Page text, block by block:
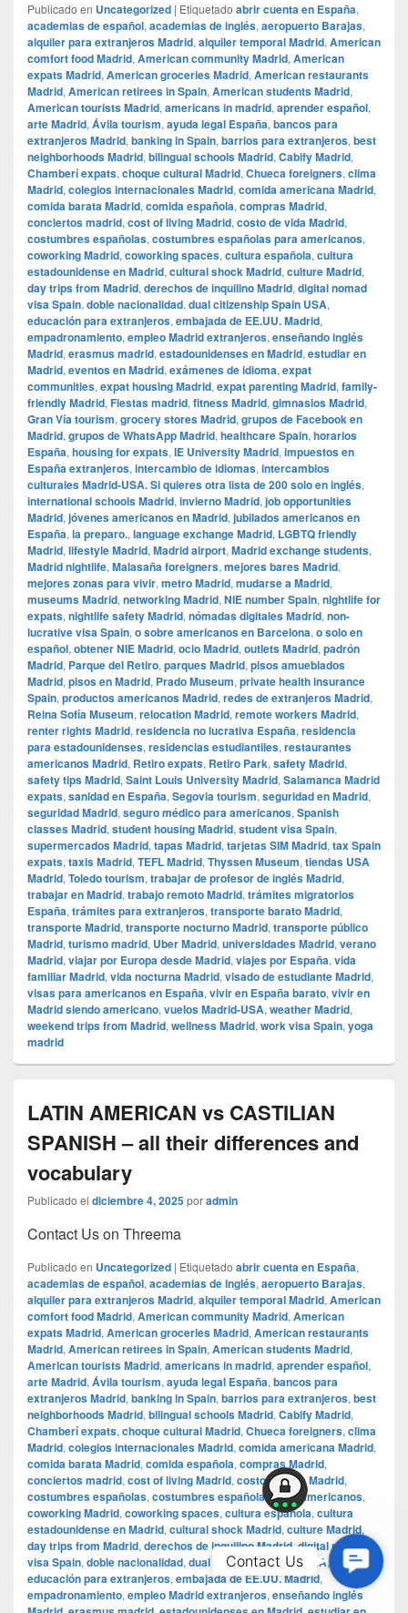
Publicado en Uncategorized | Etiquetado abrir cuenta en España,
academias de español, academias de inglés, aeropuerto Barajas,
alquiler para extranjeros Madrid, alquiler temporal Madrid, American
comfort food Madrid, American community Madrid, American
expats Madrid, American groceries Madrid, American restaurants
Madrid, American retirees in Spain, American students Madrid,
American tourists Madrid, americans in madrid, aprender español,
arte Madrid, Ávila tourism, ayuda legal España, bancos para
extranjeros Madrid, banking in Spain, barrios para extranjeros, best
neighborhoods Madrid, bilingual schools Madrid, Cabify Madrid,
Chamberí expats, choque cultural Madrid, Chueca foreigners, clima
Madrid, colegios internacionales Madrid, comida americana Madrid,
comida barata Madrid, comida española, compras Madrid,
conciertos madrid, cost of living Madrid, costo de vida Madrid,
costumbres españolas, costumbres españolas para americanos,
coworking Madrid, coworking spaces, cultura española, cultura
estadounidense en Madrid, cultural shock Madrid, culture Madrid,
day trips from Madrid, derechos de inquilino Madrid, digital nomad
visa Spain, doble nacionalidad, dual citizenship Spain USA,
educación para extranjeros, embajada de EE.UU. Madrid,
empadronamiento, empleo Madrid extranjeros, enseñando inglés
Madrid, erasmus madrid, estadounidenses en Madrid, estudiar en
Madrid, eventos en Madrid, exámenes de idioma, expat
communities, expat housing Madrid, expat parenting Madrid, family-
friendly Madrid, Fiestas madrid, fitness Madrid, gimnasios Madrid,
Gran Vía tourism, grocery stores Madrid, grupos de Facebook en
Madrid, grupos de WhatsApp Madrid, healthcare Spain, horarios
España, housing for expats, IE University Madrid, impuestos en
España extranjeros, intercambio de idiomas, intercambios
culturales Madrid-USA. Si quieres otra lista de 200 solo en inglés,
international schools Madrid, invierno Madrid, job opportunities
Madrid, jóvenes americanos en Madrid, jubilados americanos en
España, la preparo., language exchange Madrid, LGBTQ friendly
Madrid, lifestyle Madrid, Madrid airport, Madrid exchange students,
Madrid nightlife, Malasaña foreigners, mejores bares Madrid,
mejores zonas para vivir, metro Madrid, mudarse a Madrid,
museums Madrid, networking Madrid, NIE number Spain, nightlife for
expats, nightlife safety Madrid, nómadas digitales Madrid, non-
lucrative visa Spain, o sobre americanos en Barcelona, o solo en
español, obtener NIE Madrid, ocio Madrid, outlets Madrid, padrón
Madrid, Parque del Retiro, parques Madrid, pisos amueblados
Madrid, pisos en Madrid, Prado Museum, private health insurance
Spain, productos americanos Madrid, redes de extranjeros Madrid,
Reina Sofía Museum, relocation Madrid, remote workers Madrid,
renter rights Madrid, residencia no lucrativa España, residencia
para estadounidenses, residencias estudiantiles, restaurantes
americanos Madrid, Retiro expats, Retiro Park, safety Madrid,
safety tips Madrid, Saint Louis University Madrid, Salamanca Madrid
expats, sanidad en España, Segovia tourism, seguridad en Madrid,
seguridad Madrid, seguro médico para americanos, Spanish
classes Madrid, student housing Madrid, student visa Spain,
supermercados Madrid, tapas Madrid, tarjetas SIM Madrid, tax Spain
expats, taxis Madrid, TEFL Madrid, Thyssen Museum, tiendas USA
Madrid, Toledo tourism, trabajar de profesor de inglés Madrid,
trabajar en Madrid, trabajo remoto Madrid, trámites migratorios
España, trámites para extranjeros, transporte barato Madrid,
transporte Madrid, transporte nocturno Madrid, transporte público
Madrid, turismo madrid, Uber Madrid, universidades Madrid, verano
Madrid, viajar por Europa desde Madrid, viajes por España, vida
familiar Madrid, vida nocturna Madrid, visado de estudiante Madrid,
visas para americanos en España, vivir en España barato, vivir en
Madrid siendo americano, vuelos Madrid-USA, weather Madrid,
weekend trips from Madrid, wellness Madrid, work visa Spain, yoga
madrid
LATIN AMERICAN vs CASTILIAN
SPANISH – all their differences and
vocabulary
Publicado el diciembre 4, 2025poradmin
Contact Us on Threema
Publicado en Uncategorized | Etiquetado abrir cuenta en España,
academias de español, academias de inglés, aeropuerto Barajas,
alquiler para extranjeros Madrid, alquiler temporal Madrid, American
comfort food Madrid, American community Madrid, American
expats Madrid, American groceries Madrid, American restaurants
Madrid, American retirees in Spain, American students Madrid,
American tourists Madrid, americans in madrid, aprender español,
arte Madrid, Ávila tourism, ayuda legal España, bancos para
extranjeros Madrid, banking in Spain, barrios para extranjeros, best
neighborhoods Madrid, bilingual schools Madrid, Cabify Madrid,
Chamberí expats, choque cultural Madrid, Chueca foreigners, clima
Madrid, colegios internacionales Madrid, comida americana Madrid,
comida barata Madrid, comida española, compras Madrid,
conciertos madrid, cost of living Madrid, costo de vida Madrid,
costumbres españolas, costumbres españolas para americanos,
coworking Madrid, coworking spaces, cultura española, cultura
estadounidense en Madrid, cultural shock Madrid, culture Madrid,
day trips from Madrid, derechos de inquilino Madrid,digital nomad
visa Spain, doble nacionalidad, dual citizenship Spain USA,
educación para extranjeros, embajada de EE.UU. Madrid,
empadronamiento, empleo Madrid extranjeros, enseñando inglés
Us
Contact Us